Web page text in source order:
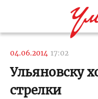
04.06.2014 17:02
Ульяновску
стрелки